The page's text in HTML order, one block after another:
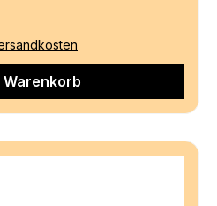
Warenkorb